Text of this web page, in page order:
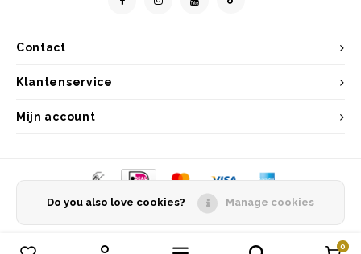
0
Contact
Klantenservice
Mijn account
© Copyright 2026 Entrepôt Holland - Powered byLightspeed- Theme by
Vergelijk producten 0
Do you also love cookies? Manage cookies